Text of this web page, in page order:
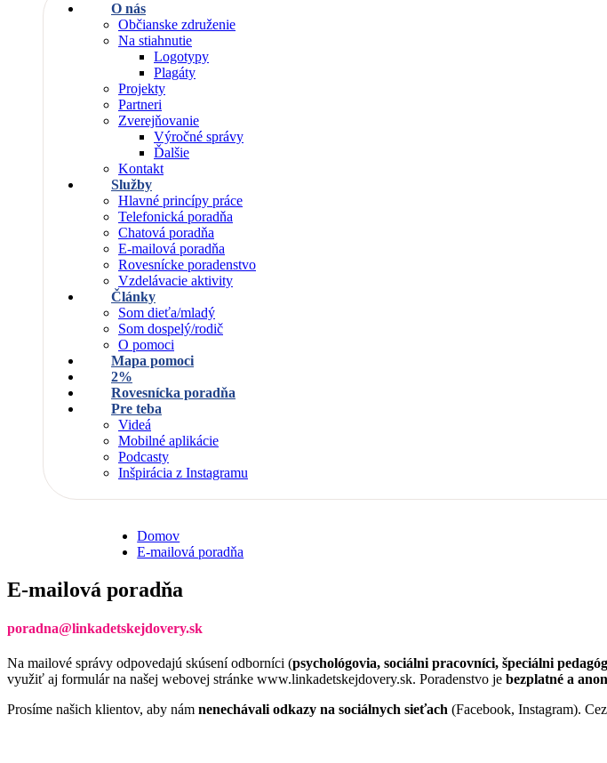
O nás
Občianske združenie
Na stiahnutie
Logotypy
Plagáty
Projekty
Partneri
Zverejňovanie
Výročné správy
Ďalšie
Kontakt
Služby
Hlavné princípy práce
Telefonická poradňa
Chatová poradňa
E-mailová poradňa
Rovesnícke poradenstvo
Vzdelávacie aktivity
Články
Som dieťa/mladý
Som dospelý/rodič
O pomoci
Mapa pomoci
2%
Rovesnícka poradňa
Pre teba
Videá
Mobilné aplikácie
Podcasty
Inšpirácia z Instagramu
Domov
E-mailová poradňa
E-mailová poradňa
poradna@linkadetskejdovery.sk
Na mailové správy odpovedajú skúsení odborníci (psychológovia, sociálni pracovníci, špeciálni
využiť aj formulár na našej webovej stránke www.linkadetskejdovery.sk. Poradenstvo je bezplatné a
Prosíme našich klientov, aby nám nenechávali odkazy na sociálnych sieťach (Facebook, Instagram).